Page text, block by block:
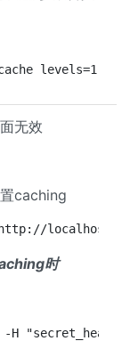
levels=1:2
无效
caching
localhost:82;
时